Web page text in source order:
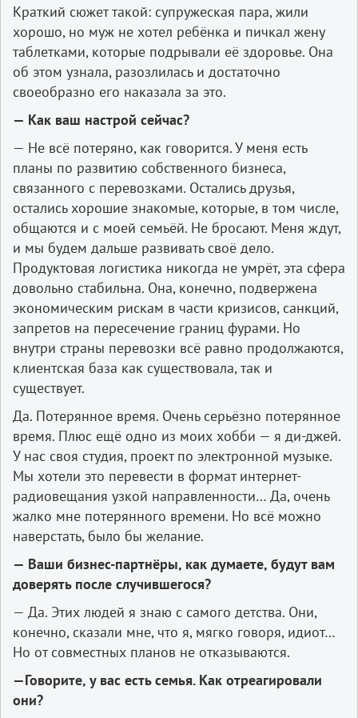
Краткий сюжет такой: супружеская пара, жили
хорошо, но муж не хотел ребёнка и пичкал жену
таблетками, которые подрывали её здоровье. Она
об этом узнала, разозлилась и достаточно
своеобразно его наказала за это.
— Как ваш настрой сейчас?
— Не всё потеряно, как говорится. У меня есть
планы по развитию собственного бизнеса,
связанного с перевозками. Остались друзья,
остались хорошие знакомые, которые, в том числе,
общаются и с моей семьёй. Не бросают. Меня ждут,
и мы будем дальше развивать своё дело.
Продуктовая логистика никогда не умрёт, эта сфера
довольно стабильна. Она, конечно, подвержена
экономическим рискам в части кризисов, санкций,
запретов на пересечение границ фурами. Но
внутри страны перевозки всё равно продолжаются,
клиентская база как существовала, так и
существует.
Да. Потерянное время. Очень серьёзно потерянное
время. Плюс ещё одно из моих хобби — я ди-джей.
У нас своя студия, проект по электронной музыке.
Мы хотели это перевести в формат интернет-
радиовещания узкой направленности… Да, очень
жалко мне потерянного времени. Но всё можно
наверстать, было бы желание.
— Ваши бизнес-партнёры, как думаете, будут вам
доверять после случившегося?
— Да. Этих людей я знаю с самого детства. Они,
конечно, сказали мне, что я, мягко говоря, идиот…
Но от совместных планов не отказываются.
—Говорите, у вас есть семья. Как отреагировали
они?